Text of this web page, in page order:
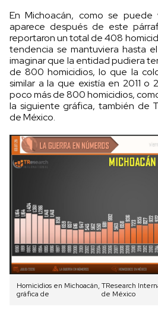
En Michoacán, como se
aparece después de este
reportaron un total de 408
tendencia se mantuviera hasta
imaginar que la entidad pudiera
de 800 homicidios, lo que la
similar a la que existía en 2011 o
poco más de 800 homicidios,
la siguiente gráfica, también de
de México.
Homicidios en Michoacán,
gráfica de
TResearch
de México